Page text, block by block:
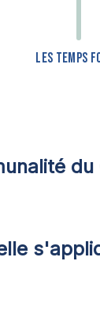
LES TEMPS
du